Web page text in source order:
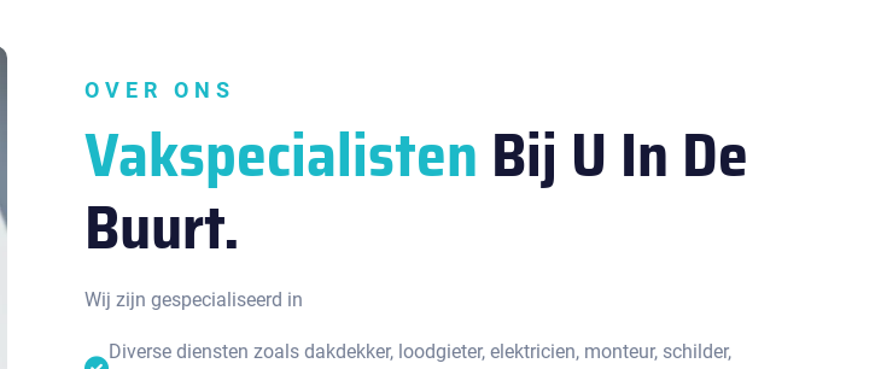
OVER ONS
Vakspecialisten Bij U In De
Buurt.
Wij zijn gespecialiseerd in
Diverse diensten zoals dakdekker, loodgieter, elektricien, monteur, schilder,